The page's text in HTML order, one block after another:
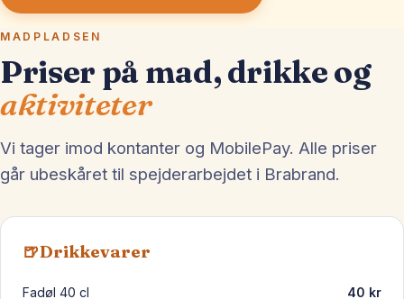
MADPLADSEN
Priser på mad, drikke og
aktiviteter
Vi tager imod kontanter og MobilePay. Alle priser
går ubeskåret til spejderarbejdet i Brabrand.
🍺Drikkevarer
Fadøl 40 cl 40 kr